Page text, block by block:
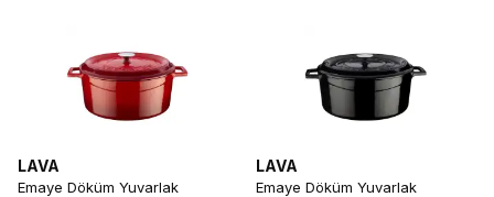
LAVA
Emaye Döküm Yuvarlak
LAVA
Emaye Döküm Yuvarlak